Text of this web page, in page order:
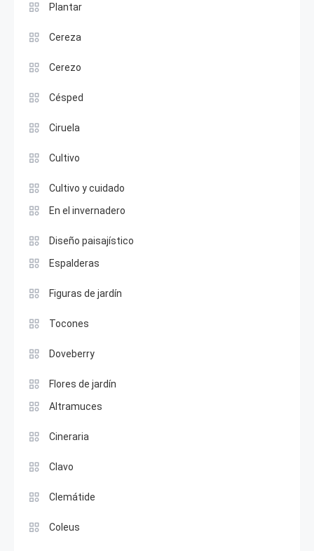
Plantar
Cereza
Cerezo
Césped
Ciruela
Cultivo
Cultivo y cuidado
En el invernadero
Diseño paisajístico
Espalderas
Figuras de jardín
Tocones
Doveberry
Flores de jardín
Altramuces
Cineraria
Clavo
Clemátide
Coleus